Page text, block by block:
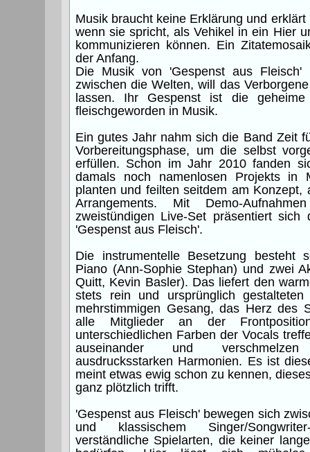
Musik braucht keine Erklärung und
wenn sie spricht, als Vehikel in ein Hier
kommunizieren können. Ein
der Anfang.
Die Musik von 'Gespenst aus Fleisch'
zwischen die Welten, will das
lassen. Ihr Gespenst ist die
fleischgeworden in Musik.
Ein gutes Jahr nahm sich die Band Zeit
Vorbereitungsphase, um die selbst
erfüllen. Schon im Jahr 2010 fanden
damals noch namenlosen Projekts in
planten und feilten seitdem am Konzept,
Arrangements. Mit Demo-
zweistündigen Live-Set präsentiert
'Gespenst aus Fleisch'.
Die instrumentelle Besetzung besteht
Piano (Ann-Sophie Stephan) und zwei
Quitt, Kevin Basler). Das liefert den
stets rein und ursprünglich
mehrstimmigen Gesang, das Herz des
alle Mitglieder an der
unterschiedlichen Farben der Vocals
auseinander und
ausdrucksstarken Harmonien. Es ist
meint etwas ewig schon zu kennen,
ganz plötzlich trifft.
'Gespenst aus Fleisch' bewegen sich
und klassischem Singer/
verständliche Spielarten, die keiner